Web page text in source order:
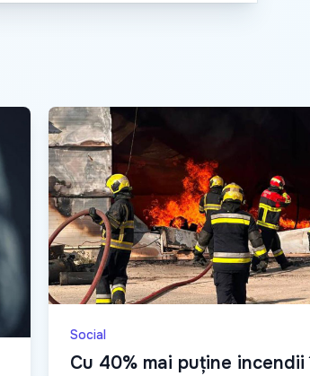
Social
Cu 40% mai puține incendii